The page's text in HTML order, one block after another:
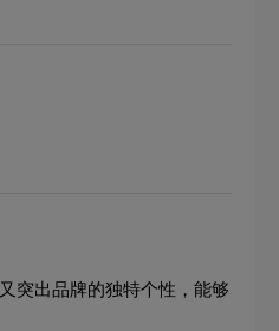
突出品牌的独特个性，能够